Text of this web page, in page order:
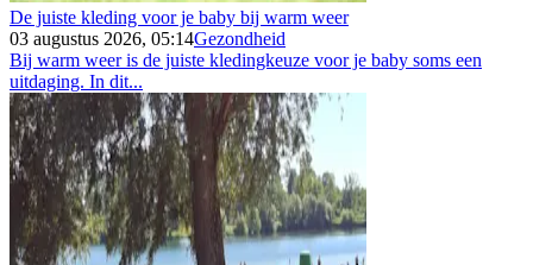
De juiste kleding voor je baby bij warm weer
03 augustus 2026, 05:14Gezondheid
Bij warm weer is de juiste kledingkeuze voor je baby soms een
uitdaging. In dit...